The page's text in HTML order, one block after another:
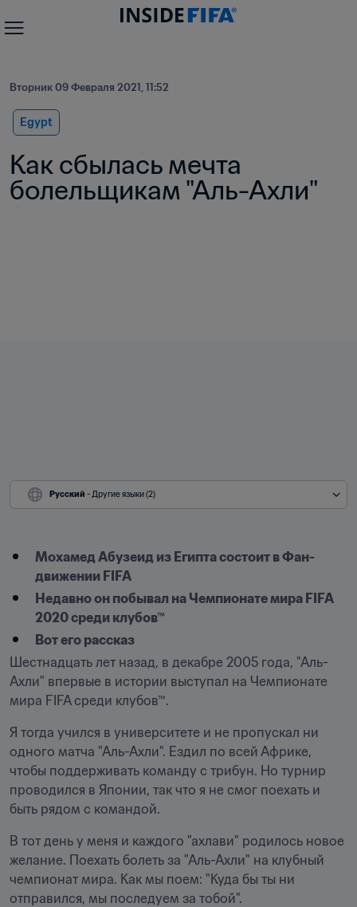
Вторник 09 Февраля 2021, 11:52
Egypt
Как сбылась мечта
болельщикам "Аль-Ахли"
Русский - Другие языки (2)
Мохамед Абузеид из Египта состоит в Фан-
движении FIFA
Недавно он побывал на Чемпионате мира FIFA
2020 среди клубов™
Вот его рассказ
Шестнадцать лет назад, в декабре 2005 года, "Аль-
Ахли" впервые в истории выступал на Чемпионате
мира FIFA среди клубов™.
Я тогда учился в университете и не пропускал ни
одного матча "Аль-Ахли". Ездил по всей Африке,
чтобы поддерживать команду с трибун. Но турнир
проводился в Японии, так что я не смог поехать и
быть рядом с командой.
В тот день у меня и каждого "ахлави" родилось новое
желание. Поехать болеть за "Аль-Ахли" на клубный
чемпионат мира. Как мы поем: "Куда бы ты ни
отправился, мы последуем за тобой".